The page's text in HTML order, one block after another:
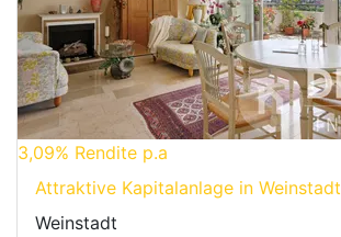
3,09% Rendite p.a
Attraktive Kapitalanlage in Weinstadt
Weinstadt